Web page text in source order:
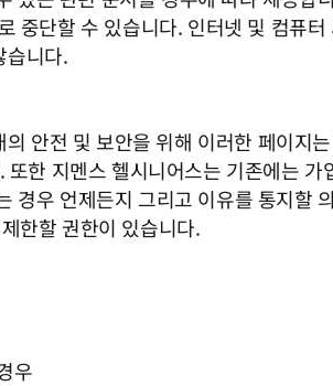
중단할 수 있습니다. 인터넷 및 컴퓨
습니다.
안전 및 보안을 위해 이러한 페이지
한 지멘스 헬시니어스는 기존에는 가
경우 언제든지 그리고 이유를 통지할
한할 권한이 있습니다.
우